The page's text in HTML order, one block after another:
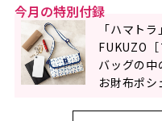
今月の特別付録
「ハマト
FUKUZO［
バッグの中
お財布ポシ